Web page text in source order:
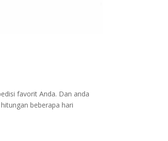
favorit Anda. Dan anda
beberapa hari